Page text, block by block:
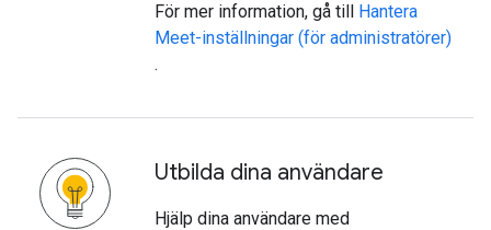
För mer information, gå till Hantera
Meet-inställningar (för administratörer)
.
Utbilda dina användare
Hjälp dina användare med